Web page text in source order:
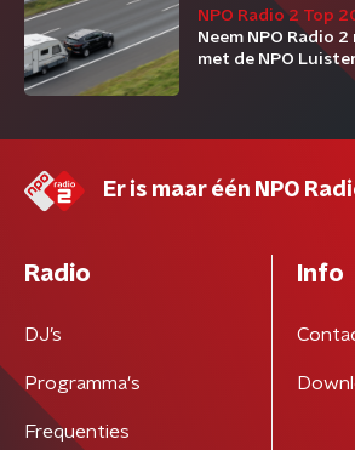
NPO Radio 2 Top
Neem NPO Radio
met de NPO
Er is maar één NPO
Radio
DJ’s
Programma's
Frequenties
Info